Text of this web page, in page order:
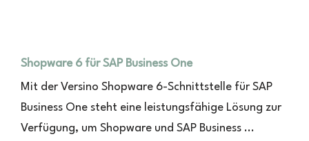
Shopware 6 für SAP Business One
Mit der Versino Shopware 6-Schnittstelle für SAP
Business One steht eine leistungsfähige Lösung zur
Verfügung, um Shopware und SAP Business ...